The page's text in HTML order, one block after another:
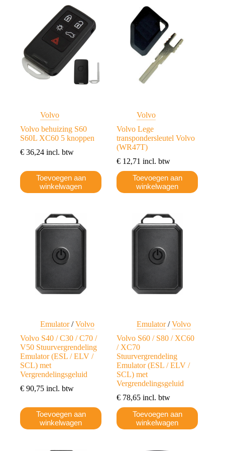
Volvo
Volvo behuizing S60
S60L XC60 5 knoppen
€ 36,24 incl. btw
Toevoegen aan
winkelwagen
Volvo
Volvo Lege
transpondersleutel Volvo
(WR47T)
€ 12,71 incl. btw
Toevoegen aan
winkelwagen
Emulator/Volvo
Volvo S40 / C30 / C70 /
V50 Stuurvergrendeling
Emulator (ESL / ELV /
SCL) met
Vergrendelingsgeluid
€ 90,75 incl. btw
Toevoegen aan
winkelwagen
Emulator/Volvo
Volvo S60 / S80 / XC60
/ XC70
Stuurvergrendeling
Emulator (ESL / ELV /
SCL) met
Vergrendelingsgeluid
€ 78,65 incl. btw
Toevoegen aan
winkelwagen